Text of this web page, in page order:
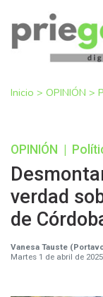
Inicio > OPINIÓN >
OPINIÓN
verdad
de
Vanesa Tauste
Martes 1 de abril de